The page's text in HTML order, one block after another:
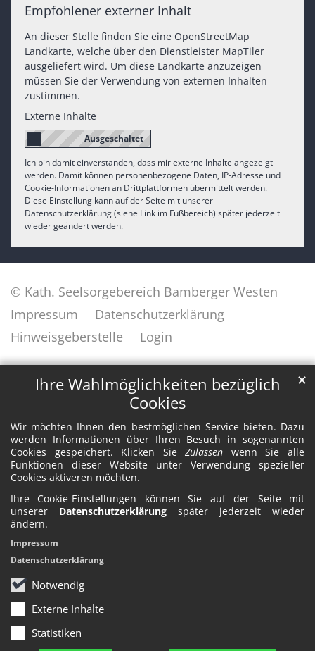
Ihre Wahlmöglichkeiten bezüglich
Cookies
Wir möchten Ihnen den bestmöglichen Service bieten. Dazu
werden Informationen über Ihren Besuch in sogenannten
Cookies gespeichert. Klicken SieZulassen wenn Sie alle
Funktionen dieser Website unter Verwendung spezieller
Cookies aktiveren möchten.
Ihre Cookie-Einstellungen können Sie auf der Seite mit
unserer Datenschutzerklärung später jederzeit wieder
ändern.
Notwendig
Externe Inhalte
Statistiken
✕
Impressum
Datenschutzerklärung
Empfohlener externer Inhalt
An dieser Stelle finden Sie eine OpenStreetMap
Landkarte, welche über den Dienstleister MapTiler
ausgeliefert wird. Um diese Landkarte anzuzeigen
müssen Sie der Verwendung von externen Inhalten
zustimmen.
Externe Inhalte
Ich bin damit einverstanden, dass mir externe Inhalte angezeigt
werden. Damit können personenbezogene Daten, IP-Adresse und
Cookie-Informationen an Drittplattformen übermittelt werden.
Diese Einstellung kann auf der Seite mit unserer
Datenschutzerklärung (siehe Link im Fußbereich) später jederzeit
wieder geändert werden.
© Kath. Seelsorgebereich Bamberger Westen
Impressum
Datenschutzerklärung
Hinweisgeberstelle
Login